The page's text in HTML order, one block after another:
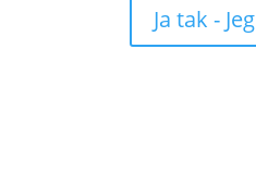
Ja tak -